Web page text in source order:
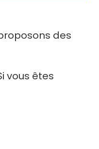
des
vous êtes